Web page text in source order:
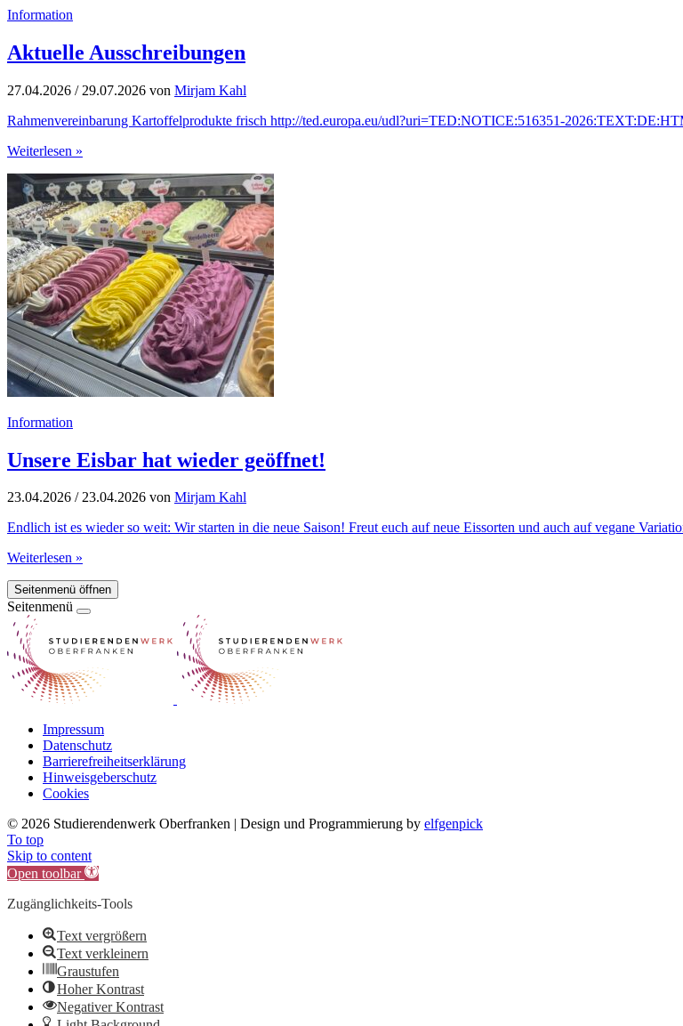
Information
Aktuelle Ausschreibungen
27.04.2026 / 29.07.2026 von Mirjam Kahl
Rahmenvereinbarung Kartoffelprodukte frisch http://ted.europa.eu/udl?uri=TED:NOTICE:516351-
Weiterlesen »
Information
Unsere Eisbar hat wieder geöffnet!
23.04.2026 / 23.04.2026 von Mirjam Kahl
Endlich ist es wieder so weit: Wir starten in die neue Saison! Freut euch auf neue Eissorten und auch auf vegane
Weiterlesen »
Seitenmenü öffnen
Seitenmenü
Impressum
Datenschutz
Barrierefreiheitserklärung
Hinweisgeberschutz
Cookies
© 2026 Studierendenwerk Oberfranken | Design und Programmierung by elfgenpick
To top
Skip to content
Open toolbar
Zugänglichkeits-Tools
Text vergrößern
Text verkleinern
Graustufen
Hoher Kontrast
Negativer Kontrast